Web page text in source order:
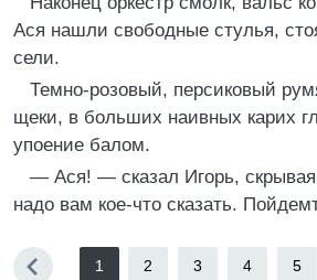
Ася нашли свободные стулья,
сели.
Темно-розовый, персиковый
щеки, в больших наивных карих
упоение балом.
— Ася! — сказал Игорь,
надо вам кое-что сказать.
1 2 3 4 5